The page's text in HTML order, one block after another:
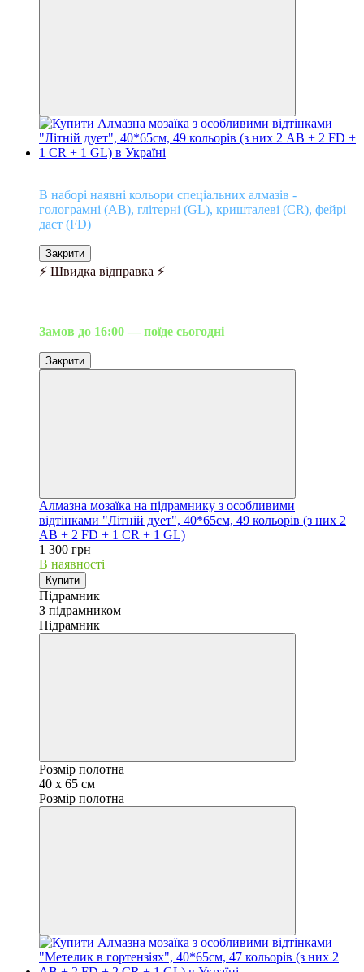
В наборі наявні кольори спеціальних алмазів -
голограмні (АВ), глітерні (GL), кришталеві (CR), фейрі
даст (FD)
Закрити
⚡ Швидка відправка ⚡
Замов до 16:00 — поїде сьогодні
Закрити
Алмазна мозаїка на підрамнику з особливими
відтінками "Літній дует", 40*65см, 49 кольорів (з них 2
АВ + 2 FD + 1 CR + 1 GL)
1 300 грн
В наявності
Купити
Підрамник
З підрамником
Підрамник
Розмір полотна
40 х 65 см
Розмір полотна